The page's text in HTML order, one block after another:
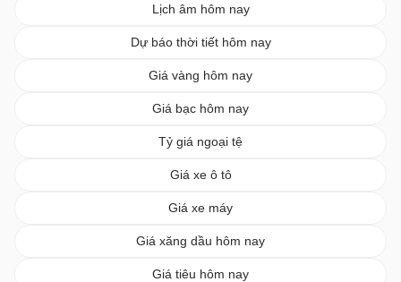
Lịch âm hôm nay
Dự báo thời tiết hôm nay
Giá vàng hôm nay
Giá bạc hôm nay
Tỷ giá ngoại tệ
Giá xe ô tô
Giá xe máy
Giá xăng dầu hôm nay
Giá tiêu hôm nay